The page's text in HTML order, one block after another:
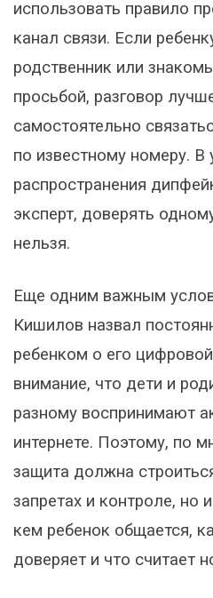
использовать правило
канал связи. Если
родственник или
просьбой, разговор
самостоятельно
по известному номеру. В
распространения
эксперт, доверять
нельзя.
Еще одним важным
Кишилов назвал
ребенком о его
внимание, что дети и
разному воспринимают
интернете. Поэтому, по
защита должна
запретах и контроле, но
кем ребенок общается,
доверяет и что считает